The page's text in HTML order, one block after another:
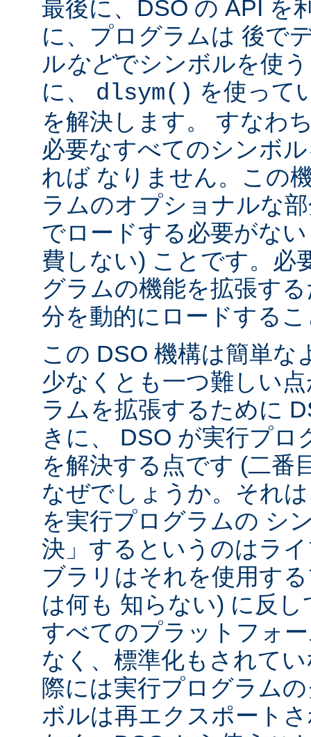
最後に、DSO の API を
に、プログラムは 後で
ルなどでシンボルを使
に、 dlsym() を使って
を解決します。 すなわ
必要なすべてのシンボ
れば なりません。この
ラムのオプショナルな
でロードする必要がな
費しない) ことです。必
グラムの機能を拡張す
分を動的にロードする
この DSO 機構は簡単な
少なくとも一つ難しい
ラムを拡張するために
きに、 DSO が実行プ
を解決する点です (二番
なぜでしょうか。それ
を実行プログラムの シ
決」するというのはラ
ブラリはそれを使用す
は何も 知らない) に反
すべてのプラットフォ
なく、標準化もされて
際には実行プログラム
ボルは再エクスポート